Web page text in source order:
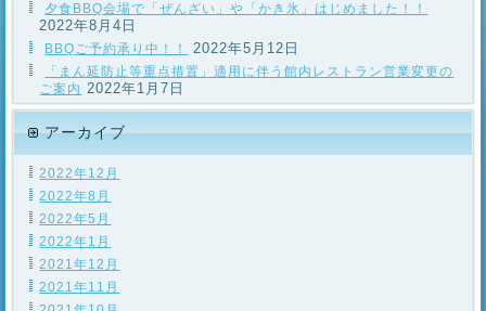
夕食BBQ会場で「ぜんざい」や「かき氷」はじめました！！
2022年8月4日
BBQご予約承り中！！ 2022年5月12日
「まん延防止等重点措置」適用に伴う館内レストラン営業変更の
ご案内 2022年1月7日
アーカイブ
2022年12月
2022年8月
2022年5月
2022年1月
2021年12月
2021年11月